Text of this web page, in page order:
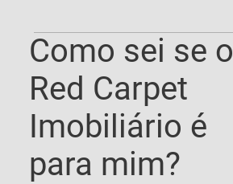
Como sei se o
Red Carpet
Imobiliário é
para mim?